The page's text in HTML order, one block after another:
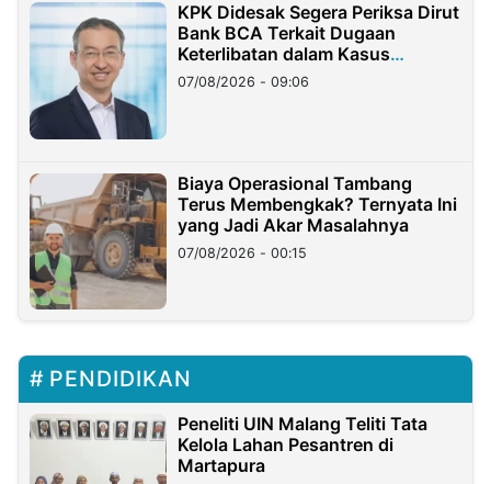
KPK Didesak Segera Periksa Dirut
Bank BCA Terkait Dugaan
Keterlibatan dalam Kasus
Hilangnya Dana Nasabah Rp2,58
Miliar
07/08/2026 - 09:06
Biaya Operasional Tambang
Terus Membengkak? Ternyata Ini
yang Jadi Akar Masalahnya
07/08/2026 - 00:15
PENDIDIKAN
Peneliti UIN Malang Teliti Tata
Kelola Lahan Pesantren di
Martapura